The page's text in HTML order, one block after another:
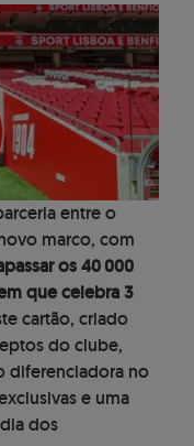
entre o
marco, com
os 40 000
que celebra 3
cartão, criado
do clube,
diferenciadora no
e uma
dos